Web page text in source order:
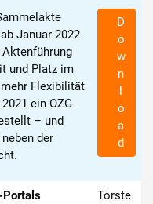
Januar 2022
und Platz im
Flexibilität
ein OZG-
– und
der
D
o
w
n
o
a
d
Portals
Torste